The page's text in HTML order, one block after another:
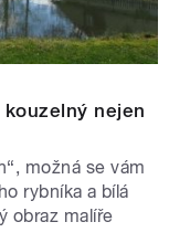
nejen
možná se vám
rybníka a bílá
obraz malíře